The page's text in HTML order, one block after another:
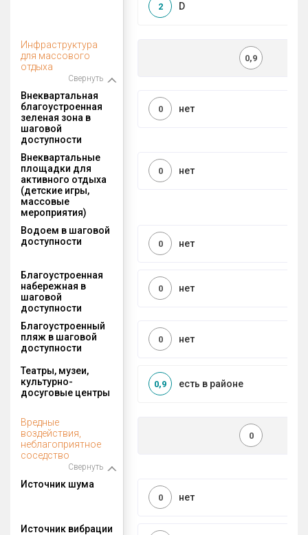
D
2
Инфраструктура
для массового
отдыха
Свернуть
0,9
Внеквартальная
благоустроенная
зеленая зона в
шаговой
доступности
нет
0
Внеквартальные
площадки для
активного отдыха
(детские игры,
массовые
мероприятия)
нет
0
Водоем в шаговой
доступности
нет
0
Благоустроенная
набережная в
шаговой
доступности
нет
0
Благоустроенный
пляж в шаговой
доступности
нет
0
Театры, музеи,
культурно-
досуговые центры
есть в районе
0,9
Вредные
воздействия,
неблагоприятное
соседство
Свернуть
0
Источник шума
нет
0
Источник вибрации